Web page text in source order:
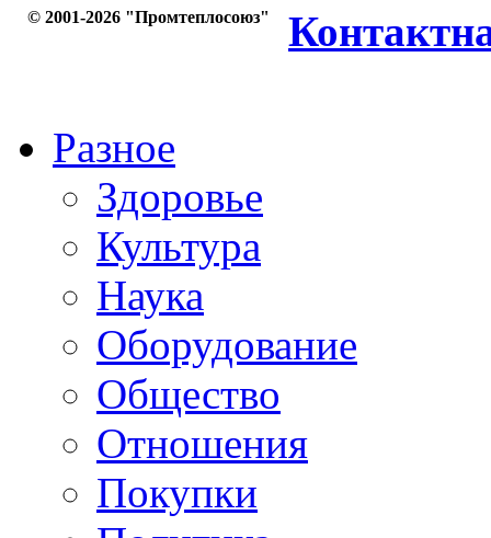
© 2001-2026 "Промтеплосоюз"
Разное
Здоровье
Культура
Наука
Оборудование
Общество
Отношения
Покупки